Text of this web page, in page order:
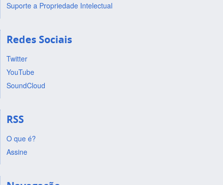
Suporte a Propriedade Intelectual
Redes Sociais
Twitter
YouTube
SoundCloud
RSS
O que é?
Assine